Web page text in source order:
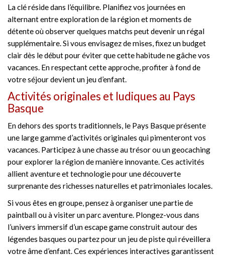
La clé réside dans l’équilibre. Planifiez vos journées en
alternant entre exploration de la région et moments de
détente où observer quelques matchs peut devenir un régal
supplémentaire. Si vous envisagez de mises, fixez un budget
clair dès le début pour éviter que cette habitude ne gâche vos
vacances. En respectant cette approche, profiter à fond de
votre séjour devient un jeu d’enfant.
Activités originales et ludiques au Pays
Basque
En dehors des sports traditionnels, le Pays Basque présente
une large gamme d’activités originales qui pimenteront vos
vacances. Participez à une chasse au trésor ou un geocaching
pour explorer la région de manière innovante. Ces activités
allient aventure et technologie pour une découverte
surprenante des richesses naturelles et patrimoniales locales.
Si vous êtes en groupe, pensez à organiser une partie de
paintball ou à visiter un parc aventure. Plongez-vous dans
l’univers immersif d’un escape game construit autour des
légendes basques ou partez pour un jeu de piste qui réveillera
votre âme d’enfant. Ces expériences interactives garantissent